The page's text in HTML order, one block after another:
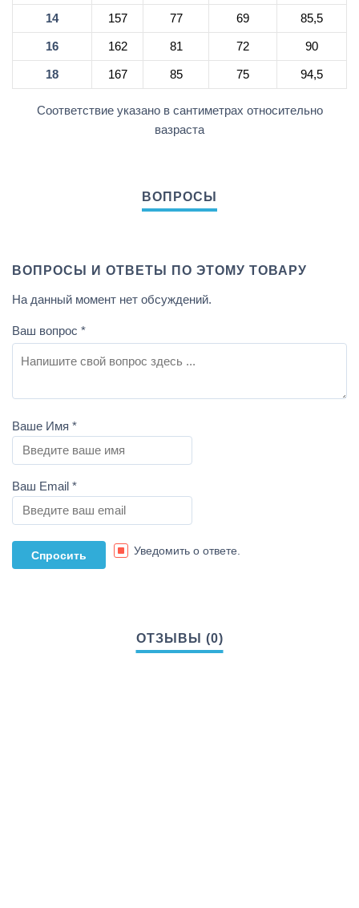
14 157 77 69 85,5
16 162 81 72 90
18 167 85 75 94,5
Соответствие указано в сантиметрах относительно
вазраста
ВОПРОСЫ И ОТВЕТЫ ПО ЭТОМУ ТОВАРУ
На данный момент нет обсуждений.
Ваш вопрос *
Ваше Имя *
Ваш Email *
Уведомить о ответе.